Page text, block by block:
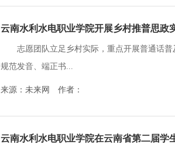
云南水利水电职业学院开展乡村推普思政
志愿团队立足乡村实际，重点开展普通话
规范发音、端正书...
来源：未来网 作者：
云南水利水电职业学院在云南省第二届学